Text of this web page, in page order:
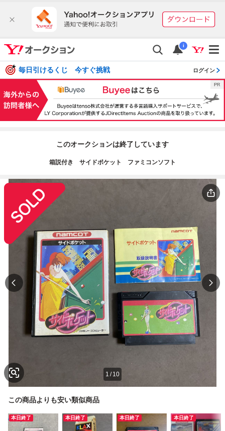
i
毎日引けるくじ 今すぐ挑戦 ログイン
このオークションは終了しています
箱説付き サイドポケット ファミコンソフト
1 / 10
この商品よりも安い類似商品
本日終了 本日終了 本日終了 本日終了